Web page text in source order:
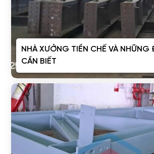
NHÀ XƯỞNG TIỀN CHẾ VÀ NHỮNG
CẦN BIẾT